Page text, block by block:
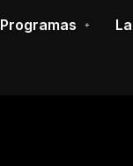
Programas